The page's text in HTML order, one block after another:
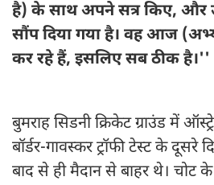
है) के साथ अपने सत्र किए, और
सौंप दिया गया है। वह आज
कर रहे हैं, इसलिए सब ठीक है।''
बुमराह सिडनी क्रिकेट ग्राउंड में
बॉर्डर-गावस्कर ट्रॉफी टेस्ट के
बाद से ही मैदान से बाहर थे। चोट